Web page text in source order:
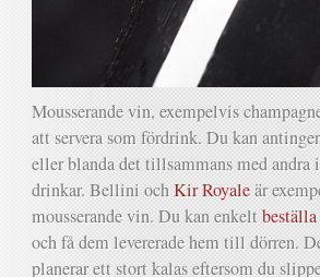
Mousserande vin, exempelvis
att servera som fördrink. Du kan
eller blanda det tillsammans med andra
drinkar. Bellini ochKir Royaleär
mousserande vin. Du kan enkelt
och få dem levererade hem till dörren.
planerar ett stort kalas eftersom du